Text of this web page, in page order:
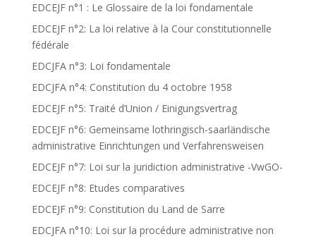
EDCEJF n°1 : Le Glossaire de la loi fondamentale
EDCEJF n°2: La loi relative à la Cour constitutionnelle
fédérale
EDCJFA n°3: Loi fondamentale
EDCJFA n°4: Constitution du 4 octobre 1958
EDCEJF n°5: Traité d’Union / Einigungsvertrag
EDCEJF n°6: Gemeinsame lothringisch-saarländische
administrative Einrichtungen und Verfahrensweisen
EDCEJF n°7: Loi sur la juridiction administrative -VwGO-
EDCEJF n°8: Etudes comparatives
EDCEJF n°9: Constitution du Land de Sarre
EDCJFA n°10: Loi sur la procédure administrative non